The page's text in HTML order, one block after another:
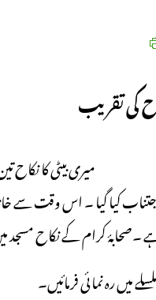
کی تقریب
بیٹی کا نکاح تین برس قبل
کیا گیا ۔ اس وقت سے
۔صحابۂ کرام کے نکاح
میں رہ نمائی فرمائیں۔